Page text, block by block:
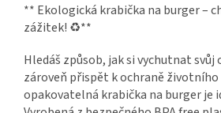
** Ekologická krabička na burger –
zážitek! ♻️**
Hledáš způsob, jak si vychutnat svůj
zároveň přispět k ochraně
opakovatelná krabička na burger je